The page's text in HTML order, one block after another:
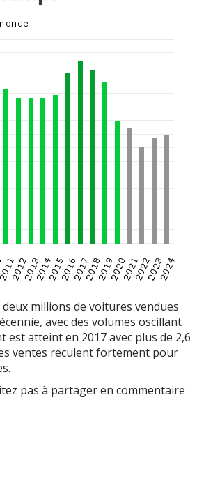
millions de voitures vendues
avec des volumes oscillant
atteint en 2017 avec plus de 2,6
ventes reculent fortement pour
pas à partager en commentaire